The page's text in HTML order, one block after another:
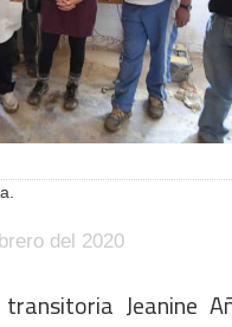
del 2020
Jeanine